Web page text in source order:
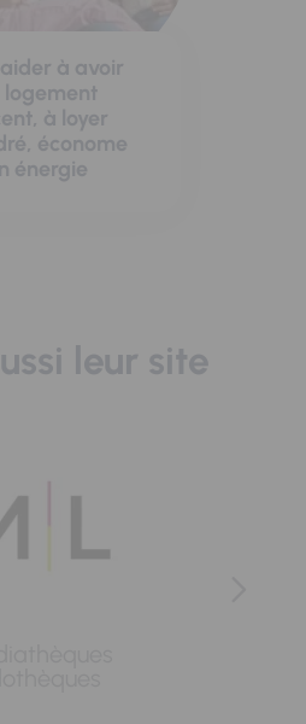
à avoir
logement
à loyer
économe
énergie
leur site